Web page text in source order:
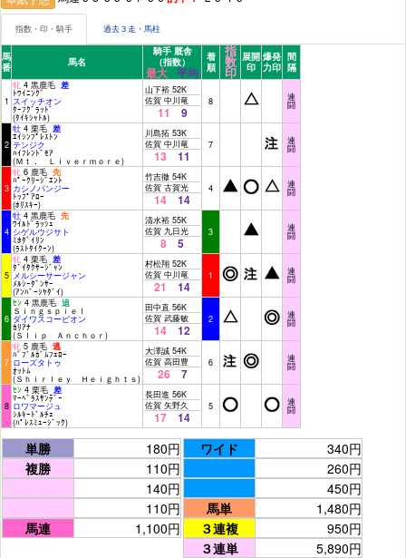
指数・印・騎手 過去３走・馬柱
馬
番
馬名
騎手 厩舎
（指数）
最大 平均
着
順
指
数
印
展開
印
爆発
力印
間
隔
1
牝 4 黒鹿毛 差
ﾄﾜｲﾆﾝｸﾞ
スイッチオン
ﾀｰﾌｸﾞﾗｯﾄﾞ
(ﾀｲｷｼｬﾄﾙ)
山下裕 52K
佐賀 中川竜
11 9
8 連
闘
2
牡 4 栗毛 差
ｴｲｼﾝﾌﾟﾚｽﾄﾝ
テンジク
ﾊｲﾌﾚﾝﾄﾞﾓｱ
(Ｍｔ． Ｌｉｖｅｒｍｏｒｅ)
川島拓 53K
佐賀 中川竜
13 11
7 連
闘
3
牝 6 鹿毛 先
ﾊﾟｰｸﾘｰｼﾞｴﾝﾄ
カシノパンジー
ﾄｯﾌﾟｱﾛｰ
(ﾎﾘｽｷｰ)
竹吉徹 54K
佐賀 古賀光
14 14
4 連
闘
4
牡 4 黒鹿毛 先
ﾜｲﾙﾄﾞﾗｯｼｭ
シゲルウジサト
ﾐﾎﾀﾞｲﾘﾝ
(ﾗｽﾄﾀｲｸｰﾝ)
清水裕 55K
佐賀 九日光
8 5
3 連
闘
5
牝 4 栗毛 差
ﾀﾞｲﾀｸｻｰｼﾞｬﾝ
メルシーサージャン
ﾒﾙｼｰﾀﾞﾝｻｰ
(ｱﾝﾊﾞｰｼﾔﾀﾞｲ)
村松翔 52K
佐賀 中川竜
21 14
1 連
闘
6
ｾﾝ 4 黒鹿毛 追
Ｓｉｎｇｓｐｉｅｌ
ダイワスコーピオン
ｶﾘｱﾅ
(Ｓｌｉｐ Ａｎｃｈｏｒ)
田中直 56K
佐賀 武藤敏
14 12
2 連
闘
7
牝 5 鹿毛 逃
ﾊﾞﾌﾞﾙｶﾞﾑﾌｪﾛｰ
ローズタトゥ
ｵｯﾄﾑ
(Ｓｈｉｒｌｅｙ Ｈｅｉｇｈｔｓ)
大澤誠 54K
佐賀 高田豊
26 7
6 連
闘
8
ｾﾝ 4 栗毛 差
ﾏｰﾍﾞﾗｽｻﾝﾃﾞｰ
ロワマージュ
ｼﾙｷｰﾄﾞﾙﾁｪ
(ﾊﾟﾚｽﾐｭｰｼﾞｯｸ)
長田進 56K
佐賀 矢野久
17 14
5 連
闘
単勝
180円
複勝
110円
140円
110円
馬連
1,100円
ワイド
340円
260円
450円
馬単
1,480円
３連複
950円
３連単
5,890円